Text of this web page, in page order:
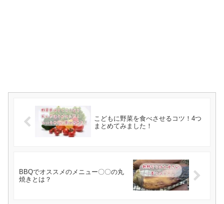
こどもに野菜を食べさせるコツ！4つ
まとめてみました！
BBQでオススメのメニュー〇〇の丸
焼きとは？